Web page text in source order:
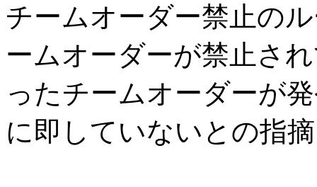
チームオーダー禁止の
ームオーダーが禁止さ
ったチームオーダーが
に即していないとの指